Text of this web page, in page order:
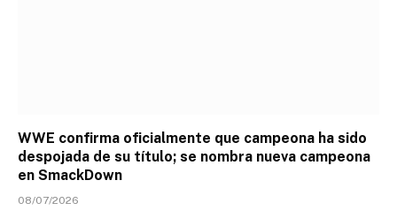
WWE confirma oficialmente que campeona ha sido
despojada de su título; se nombra nueva campeona
en SmackDown
08/07/2026